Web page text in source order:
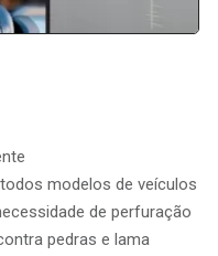
modelos de veículos
de perfuração
pedras e lama